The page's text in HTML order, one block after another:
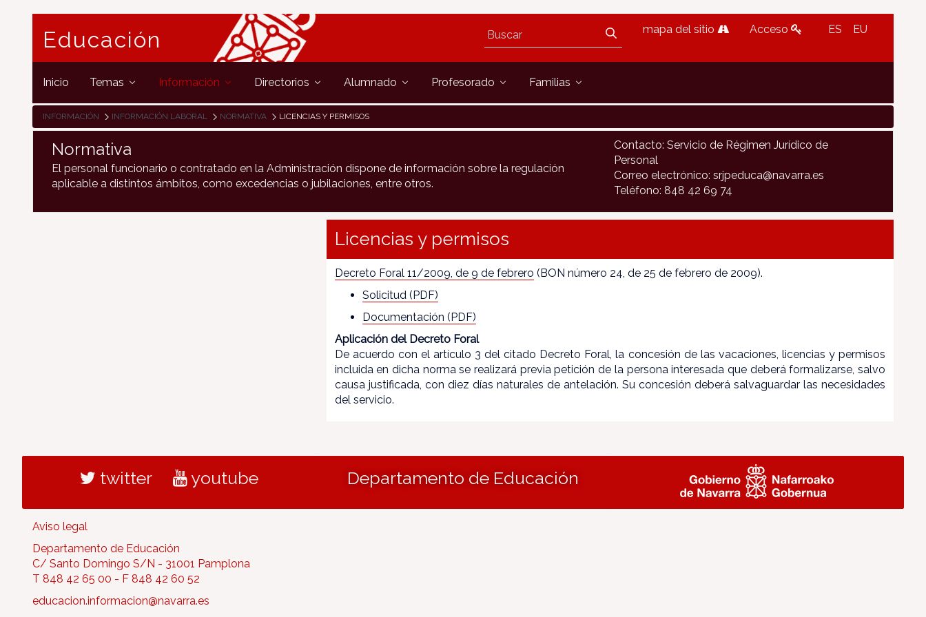
Educación mapa del sitio Acceso ES EU
Inicio Temas Información Directorios Alumnado Profesorado Familias
INFORMACIÓN INFORMACIÓN LABORAL NORMATIVA LICENCIAS Y PERMISOS
Normativa
El personal funcionario o contratado en la Administración dispone de información sobre la regulación
aplicable a distintos ámbitos, como excedencias o jubilaciones, entre otros.
Contacto: Servicio de Régimen Jurídico de
Personal
Correo electrónico: srjpeduca@navarra.es
Teléfono: 848 42 69 74
Licencias y permisos
Decreto Foral 11/2009, de 9 de febrero (BON número 24, de 25 de febrero de 2009).
Solicitud (PDF)
Documentación (PDF)
Aplicación del Decreto Foral
De acuerdo con el artículo 3 del citado Decreto Foral, la concesión de las vacaciones, licencias y permisos
incluida en dicha norma se realizará previa petición de la persona interesada que deberá formalizarse, salvo
causa justificada, con diez días naturales de antelación. Su concesión deberá salvaguardar las necesidades
del servicio.
twitter youtube Departamento de Educación
Aviso legal
Departamento de Educación
C/ Santo Domingo S/N - 31001 Pamplona
T 848 42 65 00 - F 848 42 60 52
educacion.informacion@navarra.es